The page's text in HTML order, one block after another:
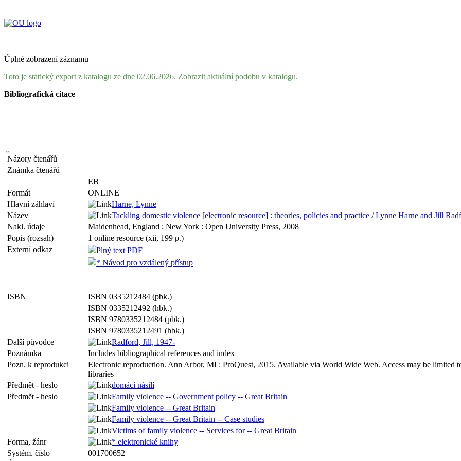
Úplné zobrazení záznamu
Toto je statický export z katalogu ze dne 02.06.2026. Zobrazit aktuální podobu v katalogu.
Bibliografická citace
Názory čtenářů
Známka čtenářů
EB
Formát
ONLINE
Hlavní záhlaví
Harne, Lynne
Název
Tackling domestic violence [electronic resource] : theories, policies and practice / Lynne Harne and Jill
Nakl. údaje
Maidenhead, England ; New York : Open University Press, 2008
Popis (rozsah)
1 online resource (xii, 199 p.)
Externí odkaz
Plný text PDF
* Návod pro vzdálený přístup
ISBN
ISBN 0335212484 (pbk.)
ISBN 0335212492 (hbk.)
ISBN 9780335212484 (pbk.)
ISBN 9780335212491 (hbk.)
Další původce
Radford, Jill, 1947-
Poznámka
Includes bibliographical references and index
Pozn. k reprodukci
Electronic reproduction. Ann Arbor, MI : ProQuest, 2015. Available via World Wide Web. Access may be limited
libraries
Předmět - heslo
domácí násilí
Předmět - heslo
Family violence -- Government policy -- Great Britain
Family violence -- Great Britain
Family violence -- Great Britain -- Case studies
Victims of family violence -- Services for -- Great Britain
Forma, žánr
* elektronické knihy
Systém. číslo
001700652